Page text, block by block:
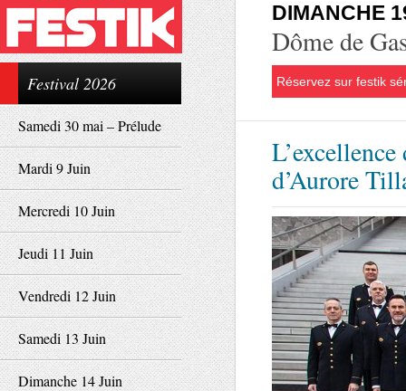
Festival 2026
Samedi 30 mai – Prélude
Mardi 9 Juin
Mercredi 10 Juin
Jeudi 11 Juin
Vendredi 12 Juin
Samedi 13 Juin
Dimanche 14 Juin
DIMANCHE
Dôme de
Réservez sur festik
d’Aurore